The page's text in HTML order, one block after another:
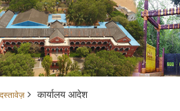
दस्तावेज़ कार्यालय आदेश